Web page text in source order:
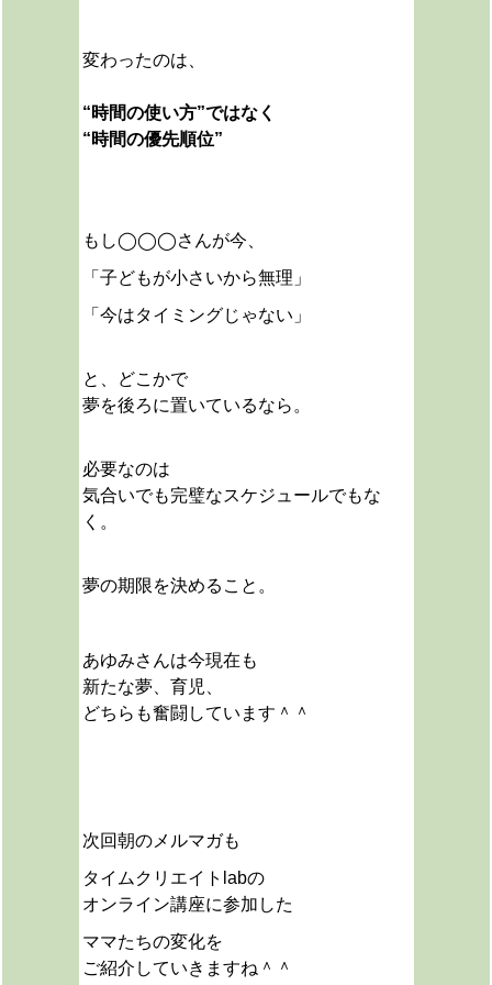
変わったのは、
“時間の使い方”ではなく
“時間の優先順位”
もし◯◯◯さんが今、
「子どもが小さいから無理」
「今はタイミングじゃない」
と、どこかで
夢を後ろに置いているなら。
必要なのは
気合いでも完璧なスケジュールでもな
く。
夢の期限を決めること。
あゆみさんは今現在も
新たな夢、育児、
どちらも奮闘しています＾＾
次回朝のメルマガも
タイムクリエイトlabの
オンライン講座に参加した
ママたちの変化を
ご紹介していきますね＾＾